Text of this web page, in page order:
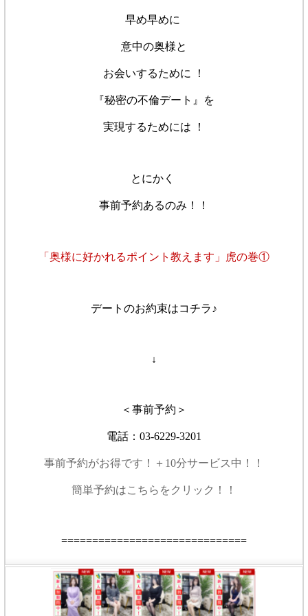
早め早めに
意中の奥様と
お会いするために ！
『秘密の不倫デート』を
実現するためには ！
とにかく
事前予約あるのみ！！
「奥様に好かれるポイント教えます」虎の巻①
デートのお約束はコチラ♪
↓
＜事前予約＞
電話：03-6229-3201
事前予約がお得です！＋10分サービス中！！
簡単予約はこちらをクリック！！
==============================